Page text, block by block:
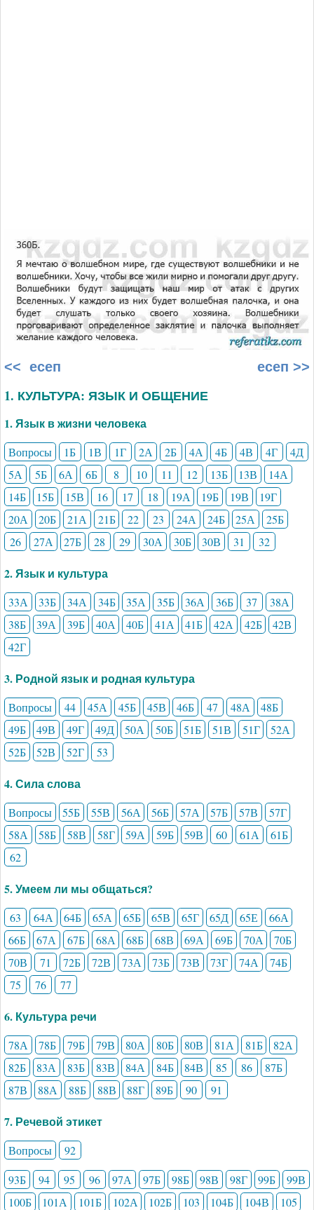
<< есеп есеп >>
1. КУЛЬТУРА: ЯЗЫК И ОБЩЕНИЕ
1. Язык в жизни человека
Вопросы 1Б 1В 1Г 2А 2Б 4А 4Б 4В 4Г
4Д
5А
5Б 6А 6Б 8 10 11 12 13Б 13В
14А
14Б
15Б 15В 16 17 18 19А 19Б 19В
19Г
20А
20Б 21А 21Б 22 23 24А 24Б 25А
25Б
26
27А 27Б 28 29 30А 30Б 30В 31 32
2. Язык и культура
33А 33Б 34А 34Б 35А 35Б 36А 36Б 37
38А
38Б
39А 39Б 40А 40Б 41А 41Б 42А 42Б
42В
42Г
3. Родной язык и родная культура
Вопросы 44 45А 45Б 45В 46Б 47 48А
48Б
49Б
49В 49Г 49Д 50А 50Б 51Б 51В 51Г
52А
52Б
52В 52Г 53
4. Сила слова
Вопросы 55Б 55В 56А 56Б 57А 57Б 57В
57Г
58А
58Б 58В 58Г 59А 59Б 59В 60 61А
61Б
62
5. Умеем ли мы общаться?
63 64А 64Б 65А 65Б 65В 65Г 65Д 65Е
66А
66Б
67А 67Б 68А 68Б 68В 69А 69Б 70А
70Б
70В
71 72Б 72В 73А 73Б 73В 73Г 74А
74Б
75
76 77
6. Культура речи
78А 78Б 79Б 79В 80А 80Б 80В 81А 81Б
82А
82Б
83А 83Б 83В 84А 84Б 84В 85 86
87Б
87В
88А 88Б 88В 88Г 89Б 90 91
7. Речевой этикет
Вопросы
92
93Б
94 95 96 97А 97Б 98Б 98В 98Г 99Б
99В
100Б
101А 101Б 102А 102Б 103 104Б 104В 105